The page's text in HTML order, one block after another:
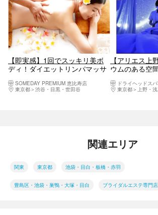
【即実感】1回でスッキリ美ボ
ディ！ダイエットリンパマッサ
恵比寿店
SOMEDAY PREMIUM 恵比寿店
東京都
渋谷・目黒・世田谷
【アリエス上
ウムのある空
人気オプショ
ドライヘッドス
東京都
上野・
関連エリア
関東 東京都 池袋・目白・板橋・赤羽
豊島区・池袋・巣鴨・大塚・目白 ブライダルエステ専門